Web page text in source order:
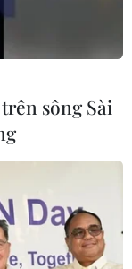
và Truyền thông
Email:
sông Sài